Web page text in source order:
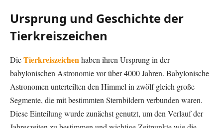
Ursprung und Geschichte der
Tierkreiszeichen
DieTierkreiszeichenhaben ihren Ursprung in der
babylonischen Astronomie vor über 4000 Jahren. Babylonische
Astronomen unterteilten den Himmel in zwölf gleich große
Segmente, die mit bestimmten Sternbildern verbunden waren.
Diese Einteilung wurde zunächst genutzt, um den Verlauf der